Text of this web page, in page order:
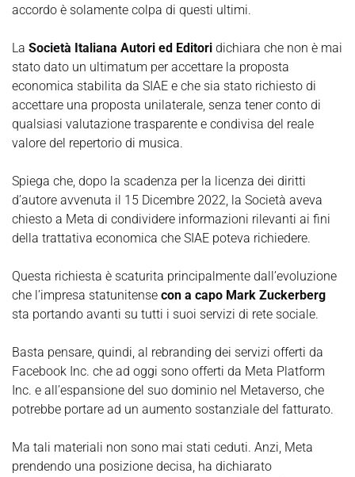
accordo è solamente colpa di questi ultimi.
La Società Italiana Autori ed Editori dichiara che non è mai
stato dato un ultimatum per accettare la proposta
economica stabilita da SIAE e che sia stato richiesto di
accettare una proposta unilaterale, senza tener conto di
qualsiasi valutazione trasparente e condivisa del reale
valore del repertorio di musica.
Spiega che, dopo la scadenza per la licenza dei diritti
d’autore avvenuta il 15 Dicembre 2022, la Società aveva
chiesto a Meta di condividere informazioni rilevanti ai fini
della trattativa economica che SIAE poteva richiedere.
Questa richiesta è scaturita principalmente dall’evoluzione
che l’impresa statunitense con a capo Mark Zuckerberg
sta portando avanti su tutti i suoi servizi di rete sociale.
Basta pensare, quindi, al rebranding dei servizi offerti da
Facebook Inc. che ad oggi sono offerti da Meta Platform
Inc. e all’espansione del suo dominio nel Metaverso, che
potrebbe portare ad un aumento sostanziale del fatturato.
Ma tali materiali non sono mai stati ceduti. Anzi, Meta
prendendo una posizione decisa, ha dichiarato